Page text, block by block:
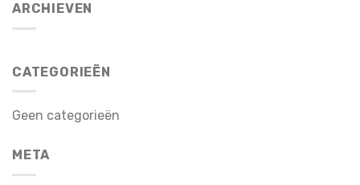
ARCHIEVEN
CATEGORIEËN
Geen categorieën
META